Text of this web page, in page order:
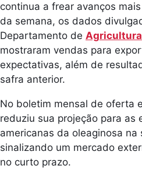
continua a frear avanços
da semana, os dados
Departamento de Agricultura
mostraram vendas para
expectativas, além de
safra anterior.
No boletim mensal de oferta
reduziu sua projeção para as
americanas da oleaginosa na
sinalizando um mercado
no curto prazo.